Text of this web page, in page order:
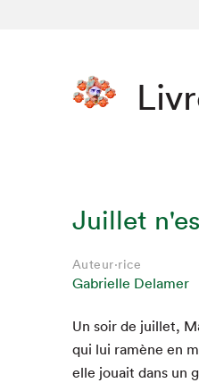
Juillet
Auteur·rice
Gabrielle Delamer
Un soir de juil­let,
qui lui ramène en
elle jouait dans un